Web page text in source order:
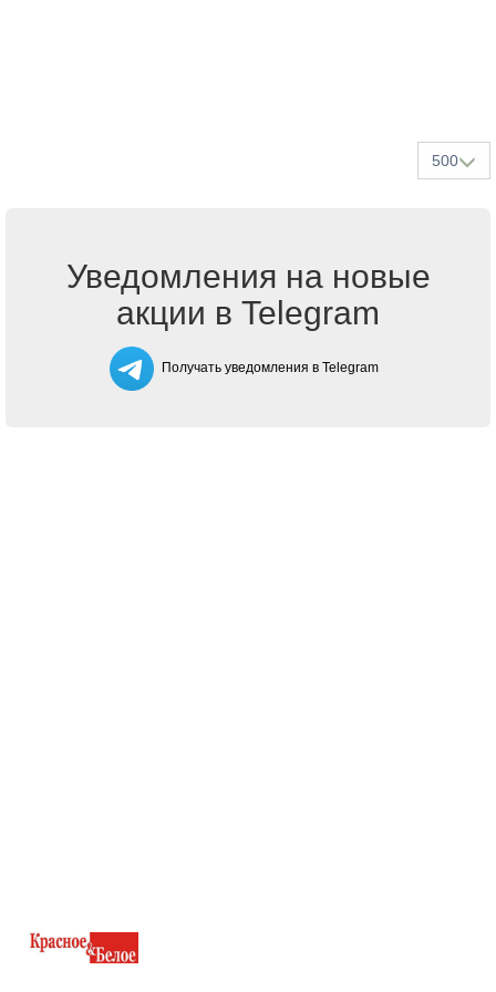
500
Уведомления на новые
акции в Telegram
Получать уведомления в Telegram